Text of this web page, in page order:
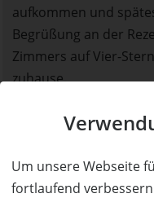
Um unsere Webseite
fortlaufend
aufkommen und
Begrüßung an der
Zimmers auf Vier-
zuhause.
Dieser Gutschein
Hauenstein
Halbpension